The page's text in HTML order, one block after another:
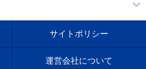
サイトポリシー
運営会社について